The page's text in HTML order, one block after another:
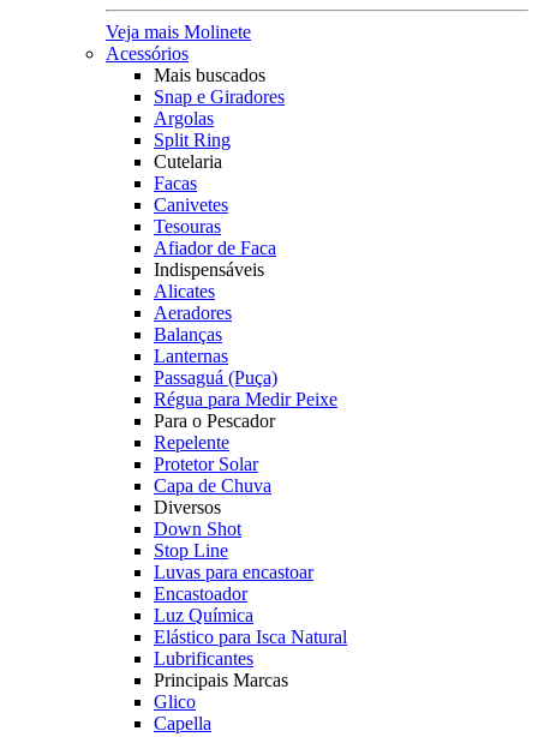
Veja mais Molinete
Acessórios
Mais buscados
Snap e Giradores
Argolas
Split Ring
Cutelaria
Facas
Canivetes
Tesouras
Afiador de Faca
Indispensáveis
Alicates
Aeradores
Balanças
Lanternas
Passaguá (Puça)
Régua para Medir Peixe
Para o Pescador
Repelente
Protetor Solar
Capa de Chuva
Diversos
Down Shot
Stop Line
Luvas para encastoar
Encastoador
Luz Química
Elástico para Isca Natural
Lubrificantes
Principais Marcas
Glico
Capella